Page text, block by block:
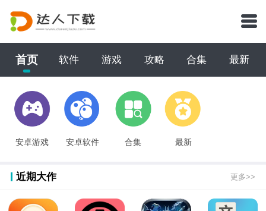
首页 软件 游戏 攻略 合集 最新
安卓游戏 安卓软件 合集 最新
近期大作 更多>>